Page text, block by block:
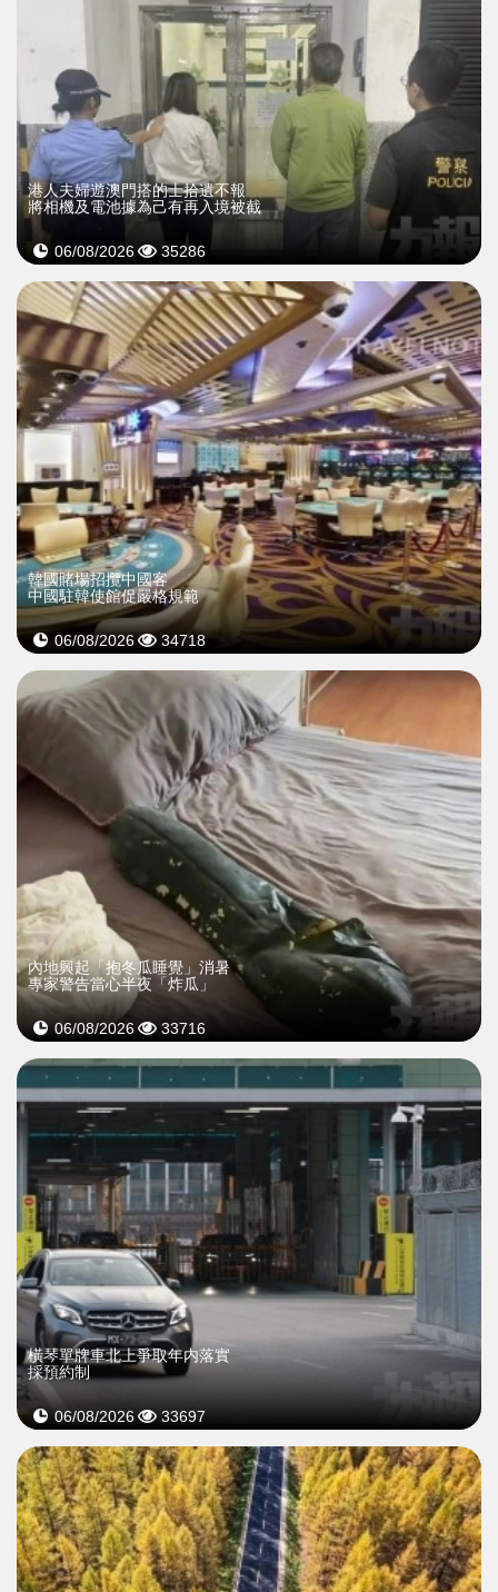
​港人夫婦遊澳門搭的士拾遺不報
將相機及電池據為己有再入境被截
06/08/2026 35286
韓國賭場招攬中國客
中國駐韓使館促嚴格規範
06/08/2026 34718
內地興起「抱冬瓜睡覺」消暑
專家警告當心半夜「炸瓜」
06/08/2026 33716
橫琴單牌車北上爭取年内落實
採預約制
06/08/2026 33697